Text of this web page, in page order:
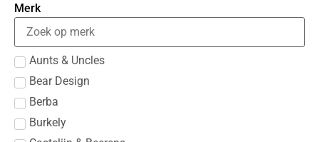
Merk
Aunts & Uncles
Bear Design
Berba
Burkely